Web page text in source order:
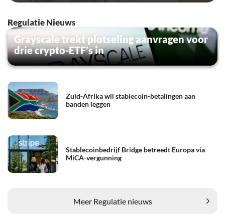
Regulatie Nieuws
Grayscale trekt plotseling aanvragen voor
drie crypto-ETF’s in
Zuid-Afrika wil stablecoin-betalingen aan
banden leggen
Stablecoinbedrijf Bridge betreedt Europa via
MiCA-vergunning
Meer Regulatie nieuws